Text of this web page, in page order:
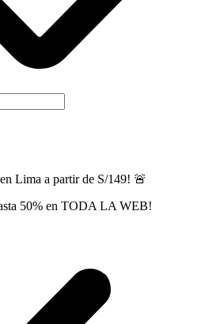
Lima a partir de S/149! 🚨
50% en TODA LA WEB!